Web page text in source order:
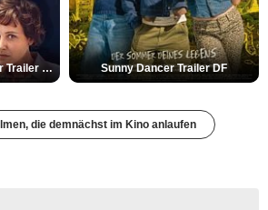
Im Spiegel meiner Mutter Trailer DF Sunny Dancer Trailer DF
die demnächst im Kino anlaufen